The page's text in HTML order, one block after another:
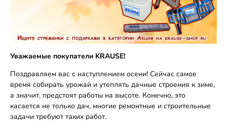
Уважаемые покупатели KRAUSE!
Поздравляем вас с наступлением осени! Сейчас самое
время собирать урожай и утеплять дачные строения к зиме,
а значит, предстоят работы на высоте. Конечно, это
касается не только дач, многие ремонтные и строительные
задачи требуют таких работ.